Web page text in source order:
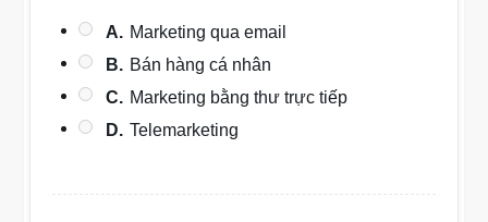
A. Marketing qua email
B. Bán hàng cá nhân
C. Marketing bằng thư trực tiếp
D. Telemarketing